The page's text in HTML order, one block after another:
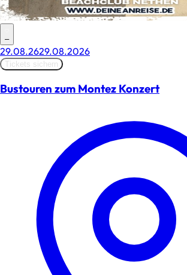
–
29.08.2629.08.2026
Tickets sichern
Bustouren zum Montez Konzert